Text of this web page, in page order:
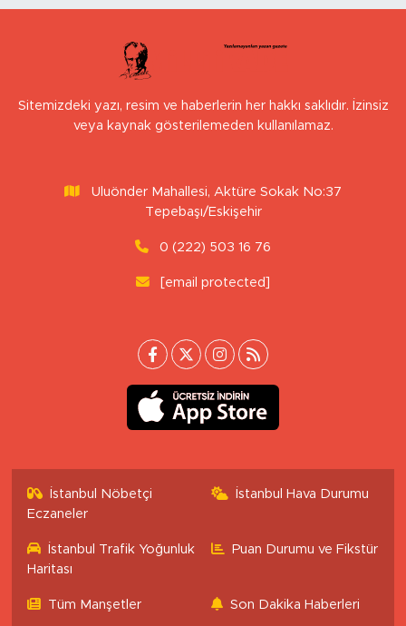
Sitemizdeki yazı, resim ve haberlerin her hakkı saklıdır. İzinsiz
veya kaynak gösterilemeden kullanılamaz.
Uluönder Mahallesi, Aktüre Sokak No:37
Tepebaşı/Eskişehir
0 (222) 503 16 76
[email protected]
İstanbul Nöbetçi
Eczaneler
İstanbul Hava Durumu
İstanbul Trafik Yoğunluk
Haritası
Puan Durumu ve Fikstür
Tüm Manşetler Son Dakika Haberleri